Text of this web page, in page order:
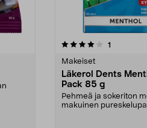
1
Makeiset
Läkerol Dents
Pack 85 g
Pehmeä ja sokeriton
makuinen
4.5 viidestä